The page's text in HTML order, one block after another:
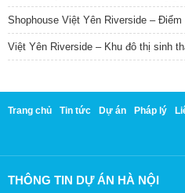
Shophouse Việt Yên Riverside –
Việt Yên Riverside – Khu đô thị sinh
Trang chủ Tin tức Dự án Pháp lý
THÔNG TIN DỰ ÁN HÀ NỘI